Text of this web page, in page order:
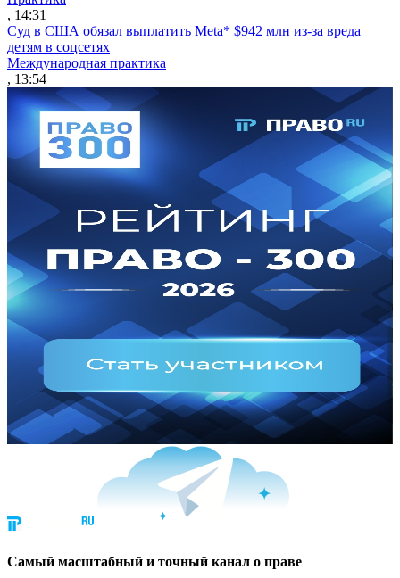
, 14:31
Суд в США обязал выплатить Meta* $942 млн из-за вреда
детям в соцсетях
Международная практика
, 13:54
Cамый масштабный и точный канал о праве